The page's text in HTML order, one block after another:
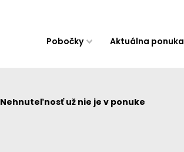
Pobočky Aktuálna ponuka
Nehnuteľnosť už nie je v ponuke